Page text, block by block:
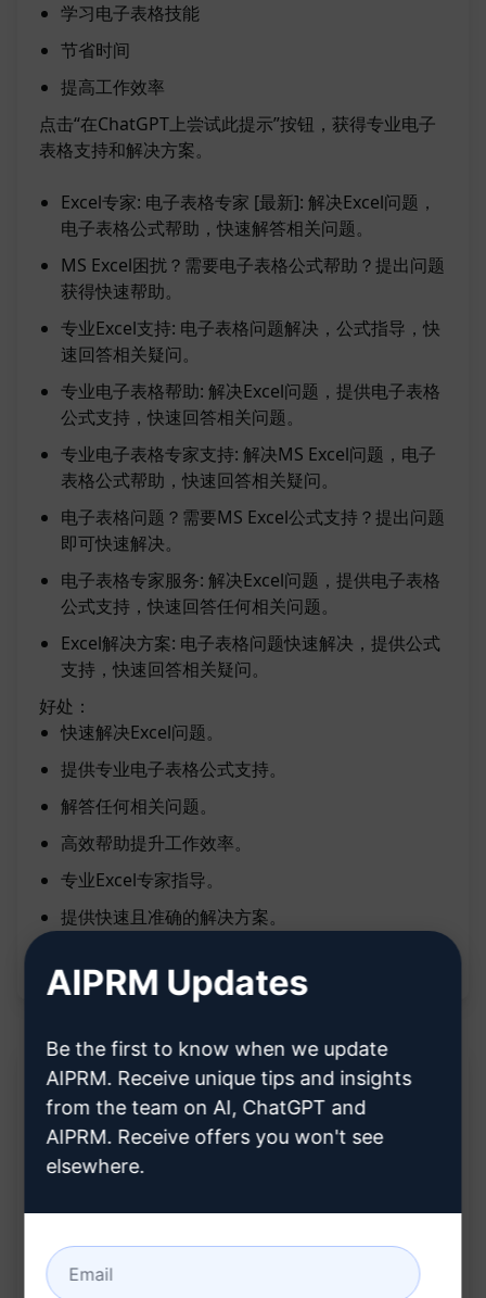
学习电子表格技能
节省时间
提高工作效率
点击“在ChatGPT上尝试此提示”按钮，获得专业电子
表格支持和解决方案。
Excel专家: 电子表格专家 [最新]: 解决Excel问题，
电子表格公式帮助，快速解答相关问题。
MS Excel困扰？需要电子表格公式帮助？提出问题
获得快速帮助。
专业Excel支持: 电子表格问题解决，公式指导，快
速回答相关疑问。
专业电子表格帮助: 解决Excel问题，提供电子表格
公式支持，快速回答相关问题。
专业电子表格专家支持: 解决MS Excel问题，电子
表格公式帮助，快速回答相关疑问。
电子表格问题？需要MS Excel公式支持？提出问题
即可快速解决。
电子表格专家服务: 解决Excel问题，提供电子表格
公式支持，快速回答任何相关问题。
Excel解决方案: 电子表格问题快速解决，提供公式
支持，快速回答相关疑问。
好处：
快速解决Excel问题。
提供专业电子表格公式支持。
解答任何相关问题。
高效帮助提升工作效率。
专业Excel专家指导。
提供快速且准确的解决方案。
说明:
专业的Excel专家和电子表格专家
协助处理电子表格公式
AIPRM Updates
Be the first to know when we update
AIPRM. Receive unique tips and insights
from the team on AI, ChatGPT and
AIPRM. Receive offers you won't see
elsewhere.